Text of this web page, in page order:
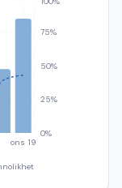
ons 19
0%
25%
50%
75%